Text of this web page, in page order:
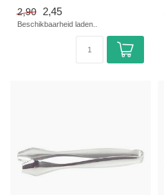
2,90 2,45
Beschikbaarheid laden..